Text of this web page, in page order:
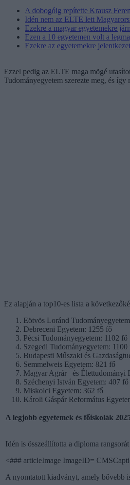
A dobogóig repítette Krausz
Idén nem az ELTE lett
Ezekre a magyar egyetemekre
Ezen a 10 egyetemen volt a
Ezekre az egyetemekre
Ezzel pedig az ELTE maga mögé
Tudományegyetem szerezte meg, és
Ez alapján a top10-es lista a
Eötvös Loránd
Debreceni Egyetem: 1255 fő
Pécsi Tudományegyetem: 1102 fő
Szegedi Tudományegyetem: 1100
Budapesti Műszaki és
Semmelweis Egyetem: 821 fő
Magyar Agrár– és Élettudományi
Széchenyi István Egyetem: 407 fő
Miskolci Egyetem: 362 fő
Károli Gáspár Református
A legjobb egyetemek és főiskolák
Idén is összeállította a diploma
<### articleImage ImageID=
A nyomtatott kiadványt, amely bővebb